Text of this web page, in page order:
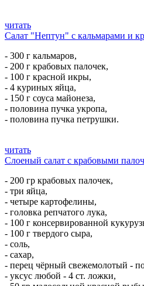
читать
Салат "Нептун" с кальмарами и
- 300 г кальмаров,
- 200 г крабовых палочек,
- 100 г красной икры,
- 4 куриных яйца,
- 150 г соуса майонеза,
- половина пучка укропа,
- половина пучка петрушки.
читать
Слоеный салат с крабовыми
- 200 гр крабовых палочек,
- три яйца,
- четыре картофелины,
- головка репчатого лука,
- 100 г консервированной
- 100 г твердого сыра,
- соль,
- сахар,
- перец чёрный свежемолотый -
- уксус любой - 4 ст. ложки,